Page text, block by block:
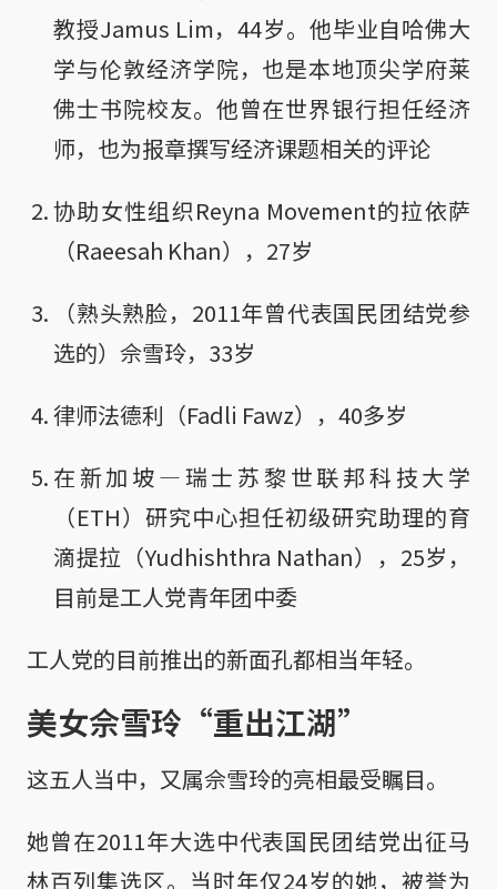
教授Jamus Lim，44岁。他毕业自哈佛大
学与伦敦经济学院，也是本地顶尖学府莱
佛士书院校友。他曾在世界银行担任经济
师，也为报章撰写经济课题相关的评论
协助女性组织Reyna Movement的拉依萨
（Raeesah Khan），27岁
（熟头熟脸，2011年曾代表国民团结党参
选的）佘雪玲，33岁
律师法德利（Fadli Fawz），40多岁
在新加坡—瑞士苏黎世联邦科技大学
（ETH）研究中心担任初级研究助理的育
滴提拉（Yudhishthra Nathan），25岁，
目前是工人党青年团中委
工人党的目前推出的新面孔都相当年轻。
美女佘雪玲“重出江湖”
这五人当中，又属佘雪玲的亮相最受瞩目。
她曾在2011年大选中代表国民团结党出征马
林百列集选区。当时年仅24岁的她，被誉为